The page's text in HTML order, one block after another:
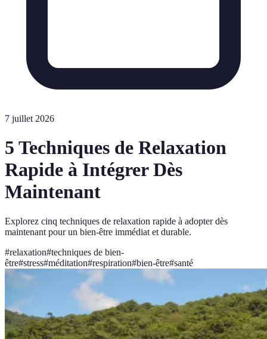
7 juillet 2026
5 Techniques de Relaxation
Rapide à Intégrer Dès
Maintenant
Explorez cinq techniques de relaxation rapide à adopter dès
maintenant pour un bien-être immédiat et durable.
#relaxation#techniques de bien-
être#stress#méditation#respiration#bien-être#santé